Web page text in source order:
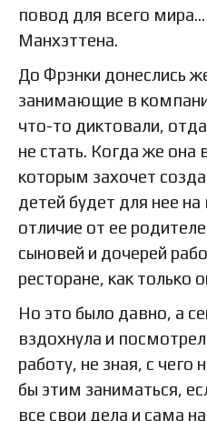
повод для всего
Манхэттена.
До Фрэнки донеслись
занимающие в
что-то диктовали,
не стать. Когда же она
которым захочет
детей будет для нее
отличие от ее
сыновей и дочерей
ресторане, как только
Но это было давно, а
вздохнула и
работу, не зная, с чего
бы этим заниматься,
все свои дела и сама